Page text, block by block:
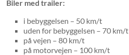
Biler med trailer:
i bebyggelsen – 50 km/t
uden for bebyggelsen – 70 km/t
på vejen – 80 km/t
på motorvejen – 100 km/t